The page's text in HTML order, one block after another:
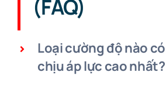
(FAQ)
Loại cường độ nào
chịu áp lực cao nhất?